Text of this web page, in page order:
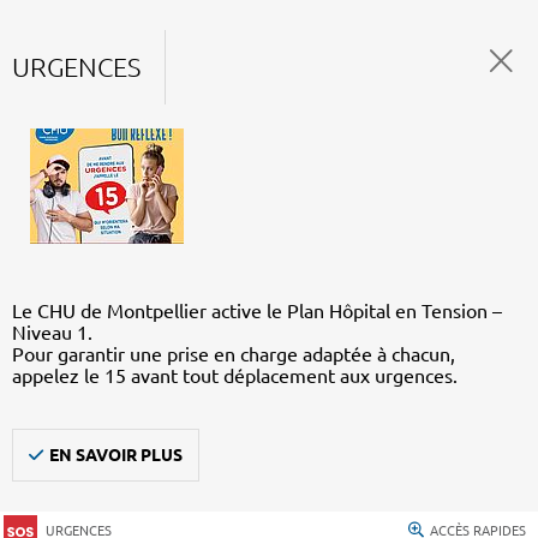
URGENCES
Le CHU de Montpellier active le Plan Hôpital en Tension –
Niveau 1.
Pour garantir une prise en charge adaptée à chacun,
appelez le 15 avant tout déplacement aux urgences.
EN SAVOIR PLUS
URGENCES ACCÈS RAPIDES